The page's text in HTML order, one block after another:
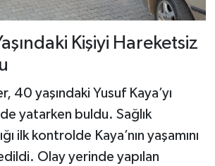
Kişiyi Hareketsiz
40 yaşındaki Yusuf Kaya’yı
yatarken buldu. Sağlık
ilk kontrolde Kaya’nın yaşamını
Olay yerinde yapılan